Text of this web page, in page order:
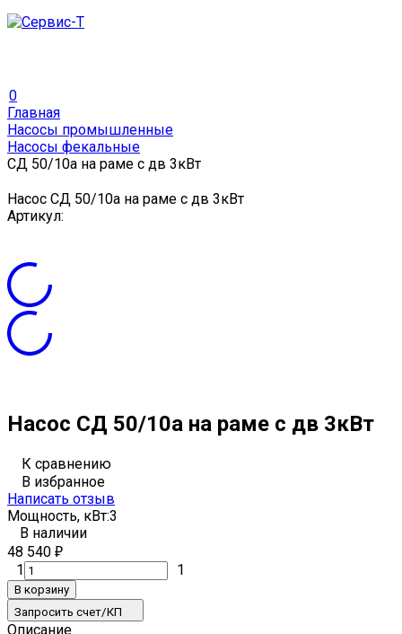
0
Главная
Насосы промышленные
Насосы фекальные
СД 50/10а на раме с дв 3кВт
Насос СД 50/10а на раме с дв 3кВт
Артикул:
Насос СД 50/10а на раме с дв 3кВт
К сравнению
В избранное
Написать отзыв
Мощность, кВт:3
В наличии
48 540 ₽
1 1
В корзину
Запросить счет/КП
Описание